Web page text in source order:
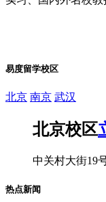
易度留学校区
北京 南京 武汉
北京校区
中关村大街19
热点新闻